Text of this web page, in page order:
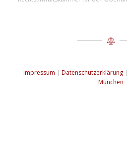
Impressum | Datenschutzerklärung|
München